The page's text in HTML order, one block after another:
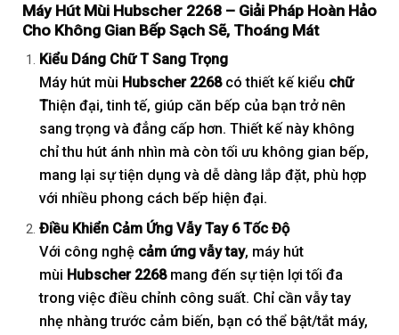
Máy Hút Mùi Hubscher 2268 – Giải Pháp Hoàn Hảo
Cho Không Gian Bếp Sạch Sẽ, Thoáng Mát
Kiểu Dáng Chữ T Sang Trọng
Máy hút mùi Hubscher 2268có thiết kế kiểu chữ
Thiện đại, tinh tế, giúp căn bếp của bạn trở nên
sang trọng và đẳng cấp hơn. Thiết kế này không
chỉ thu hút ánh nhìn mà còn tối ưu không gian bếp,
mang lại sự tiện dụng và dễ dàng lắp đặt, phù hợp
với nhiều phong cách bếp hiện đại.
Điều Khiển Cảm Ứng Vẫy Tay 6 Tốc Độ
Với công nghệ cảm ứng vẫy tay, máy hút
mùi Hubscher 2268mang đến sự tiện lợi tối đa
trong việc điều chỉnh công suất. Chỉ cần vẫy tay
nhẹ nhàng trước cảm biến, bạn có thể bật/tắt máy,